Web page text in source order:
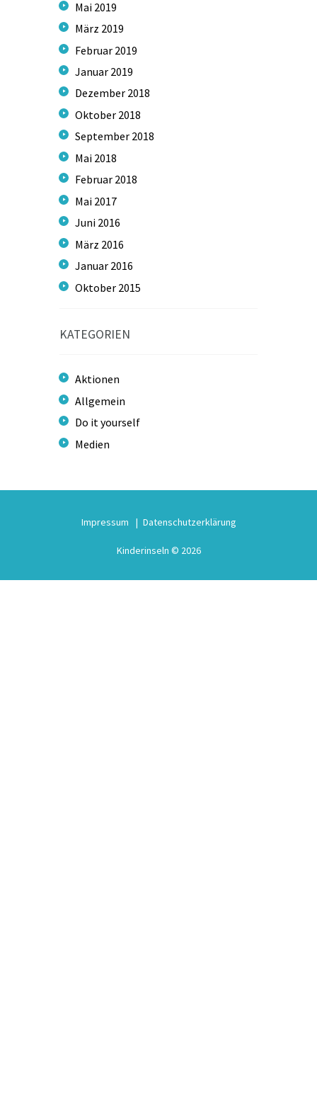
Mai 2019
März 2019
Februar 2019
Januar 2019
Dezember 2018
Oktober 2018
September 2018
Mai 2018
Februar 2018
Mai 2017
Juni 2016
März 2016
Januar 2016
Oktober 2015
KATEGORIEN
Aktionen
Allgemein
Do it yourself
Medien
Impressum Datenschutzerklärung
Kinderinseln © 2026